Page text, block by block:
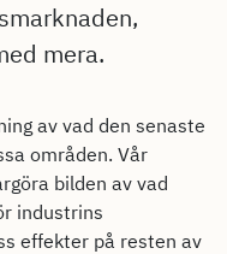
mera.
av vad den senaste
områden. Vår
bilden av vad
industrins
effekter på resten av